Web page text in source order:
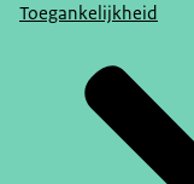
Toegankelijkheid